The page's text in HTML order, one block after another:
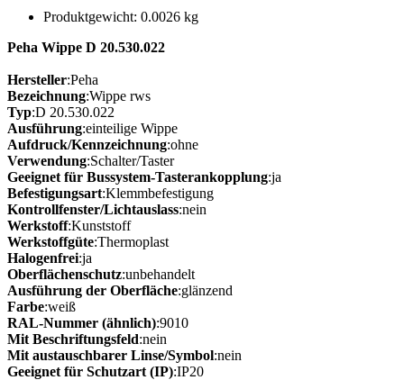
Produktgewicht: 0.0026 kg
Peha Wippe D 20.530.022
Hersteller:Peha
Bezeichnung:Wippe rws
Typ:D 20.530.022
Ausführung:einteilige Wippe
Aufdruck/Kennzeichnung:ohne
Verwendung:Schalter/Taster
Geeignet für Bussystem-Tasterankopplung:ja
Befestigungsart:Klemmbefestigung
Kontrollfenster/Lichtauslass:nein
Werkstoff:Kunststoff
Werkstoffgüte:Thermoplast
Halogenfrei:ja
Oberflächenschutz:unbehandelt
Ausführung der Oberfläche:glänzend
Farbe:weiß
RAL-Nummer (ähnlich):9010
Mit Beschriftungsfeld:nein
Mit austauschbarer Linse/Symbol:nein
Geeignet für Schutzart (IP):IP20